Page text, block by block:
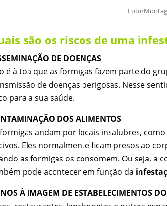
Foto/
são os riscos de uma
DE DOENÇAS
é à toa que as formigas fazem parte do
de doenças perigosas. Nesse
para a sua saúde.
DOS ALIMENTOS
andam por locais insalubres,
Eles normalmente ficam presos ao
as formigas os consomem. Ou seja, a
pode acontecer em função da
À IMAGEM DE ESTABELECIMENTOS